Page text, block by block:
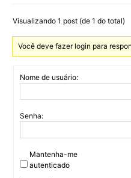
Visualizando 1 post (de 1 do total)
Você deve fazer login para
Nome de usuário:
Senha:
Mantenha-me
autenticado